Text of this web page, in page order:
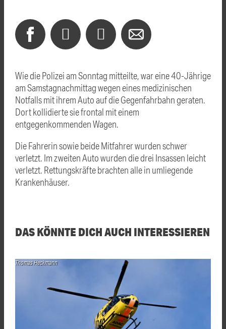
Wie die Polizei am Sonntag mitteilte, war eine 40-Jährige
am Samstagnachmittag wegen eines medizinischen
Notfalls mit ihrem Auto auf die Gegenfahrbahn geraten.
Dort kollidierte sie frontal mit einem
entgegenkommenden Wagen.
Die Fahrerin sowie beide Mitfahrer wurden schwer
verletzt. Im zweiten Auto wurden die drei Insassen leicht
verletzt. Rettungskräfte brachten alle in umliegende
Krankenhäuser.
DAS KÖNNTE DICH AUCH INTERESSIEREN
Thomas Heckmann